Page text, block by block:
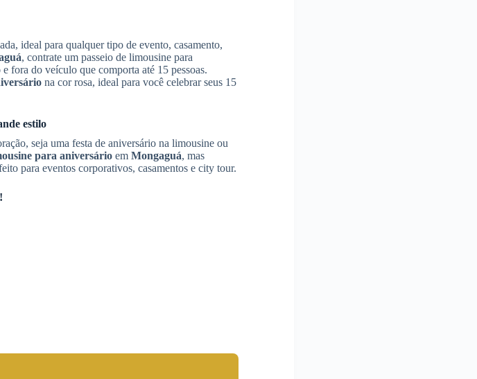
ideal para qualquer tipo de evento, casamento,
, contrate um passeio de limousine para
fora do veículo que comporta até 15 pessoas.
na cor rosa, ideal para você celebrar seus 15
estilo
seja uma festa de aniversário na limousine ou
para aniversário em Mongaguá, mas
para eventos corporativos, casamentos e city tour.